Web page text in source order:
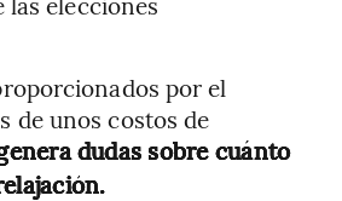
por el
de unos costos de
dudas sobre cuánto